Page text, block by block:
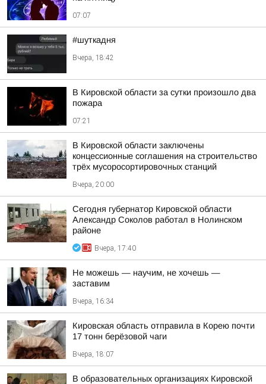
07:07
#шуткадня
Вчера, 18:42
В Кировской области за сутки произошло два
пожара
07:21
В Кировской области заключены
концессионные соглашения на строительство
трёх мусоросортировочных станций
Вчера, 20:00
Сегодня губернатор Кировской области
Александр Соколов работал в Нолинском
районе
Вчера, 17:40
Не можешь — научим, не хочешь —
заставим
Вчера, 16:34
Кировская область отправила в Корею почти
17 тонн берёзовой чаги
Вчера, 18:07
В образовательных организациях Кировской